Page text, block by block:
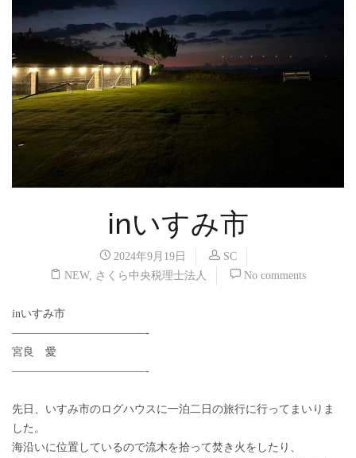
inいすみ市
2024年9月19日
SC
NEW, さくら中央税理士法人 No comments
inいすみ市
————————————-
宮良 愛
————————————-
先日、いすみ市のログハウスに一泊二日の旅行に行ってまいりま
した。
海沿いに位置しているので流木を拾って焚き火をしたり、